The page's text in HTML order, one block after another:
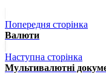
Попередня сторінка
Валюти
Наступна сторінка
Мультивалютні